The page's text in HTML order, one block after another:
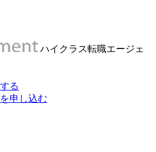
ハイクラス転職エージェ
る
申し込む